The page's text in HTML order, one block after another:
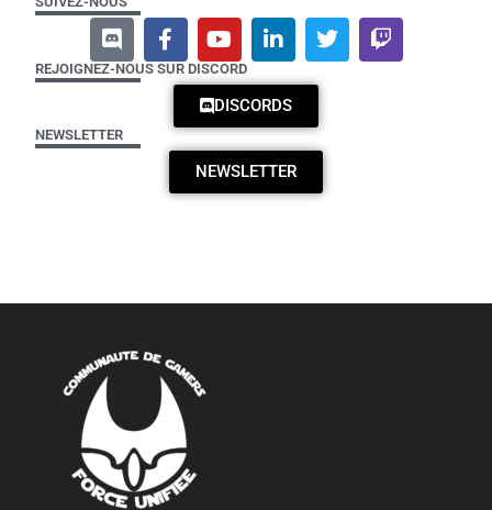
REJOIGNEZ-NOUS SUR DISCORD
DISCORDS
NEWSLETTER
NEWSLETTER